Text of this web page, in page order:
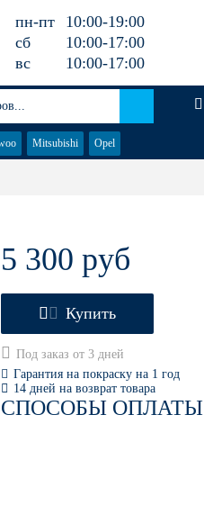
пн-пт 10:00-19:00
сб
10:00-17:00
вс
10:00-17:00
Mitsubishi Opel
5 300 руб
Купить
Под заказ от 3 дней
Гарантия на покраску на 1 год
14 дней на возврат товара
СПОСОБЫ ОПЛАТЫ